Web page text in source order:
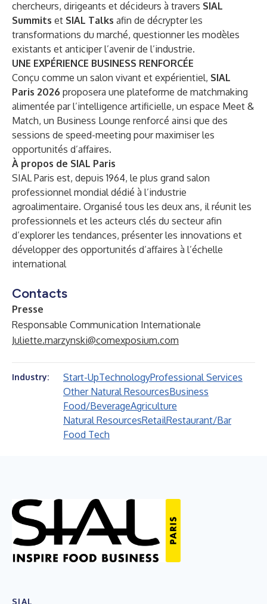
chercheurs, dirigeants et décideurs à travers SIAL
Summits et SIAL Talks afin de décrypter les
transformations du marché, questionner les modèles
existants et anticiper l’avenir de l’industrie.
UNE EXPÉRIENCE BUSINESS RENFORCÉE
Conçu comme un salon vivant et expérientiel, SIAL
Paris 2026 proposera une plateforme de matchmaking
alimentée par l’intelligence artificielle, un espace Meet &
Match, un Business Lounge renforcé ainsi que des
sessions de speed-meeting pour maximiser les
opportunités d’affaires.
À propos de SIAL Paris
SIAL Paris est, depuis 1964, le plus grand salon
professionnel mondial dédié à l’industrie
agroalimentaire. Organisé tous les deux ans, il réunit les
professionnels et les acteurs clés du secteur afin
d’explorer les tendances, présenter les innovations et
développer des opportunités d’affaires à l’échelle
international
Contacts
Presse
Responsable Communication Internationale
Juliette.marzynski@comexposium.com
Industry: Start-UpTechnologyProfessional Services
Other Natural ResourcesBusiness
Food/BeverageAgriculture
Natural ResourcesRetailRestaurant/Bar
Food Tech
SIAL